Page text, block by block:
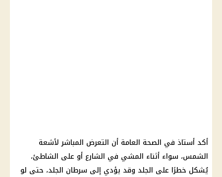
أكد أستاذ في الصحة العامة أن التعرض المباشر لأشعة
الشمس، سواء أثناء المشي في الشارع أو على الشاطئ،
يُشكل خطرًا على الجلد وقد يؤدي إلى سرطان الجلد، حتى لو